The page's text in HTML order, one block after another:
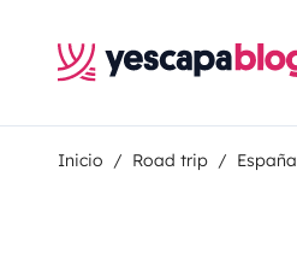
Inicio Road trip España